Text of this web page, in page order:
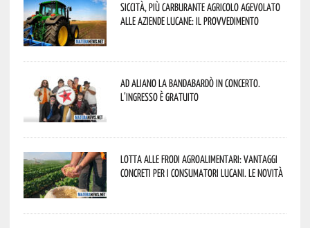
Siccità, più carburante agricolo agevolato
alle aziende lucane: il provvedimento
Ad Aliano la Bandabardò in concerto.
L’ingresso è gratuito
Lotta alle frodi agroalimentari: vantaggi
concreti per i consumatori lucani. Le novità